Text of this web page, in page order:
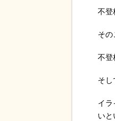
不登
その
不登
そし
イ
いと